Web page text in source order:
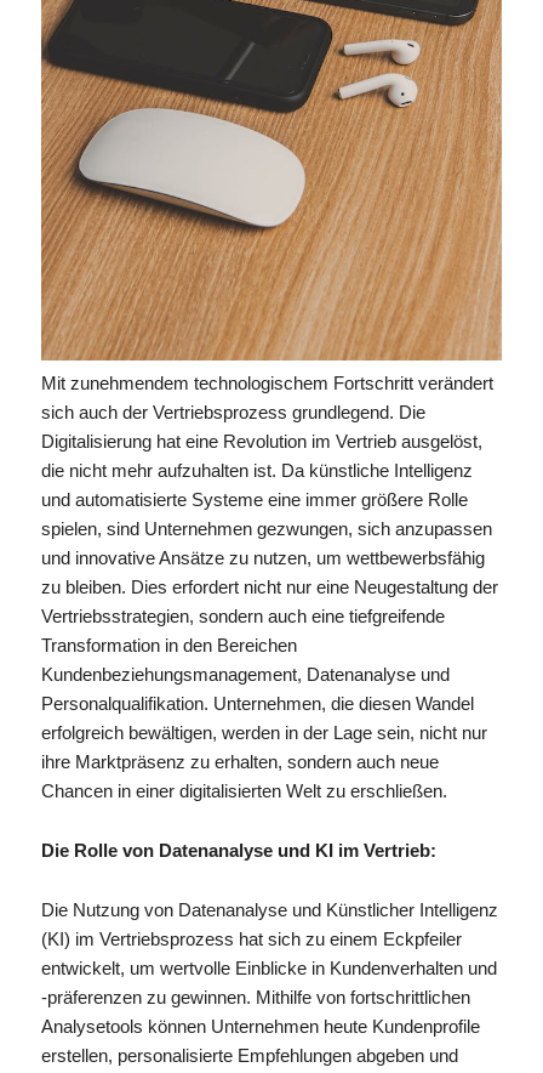
Mit zunehmendem technologischem Fortschritt verändert
sich auch der Vertriebsprozess grundlegend. Die
Digitalisierung hat eine Revolution im Vertrieb ausgelöst,
die nicht mehr aufzuhalten ist. Da künstliche Intelligenz
und automatisierte Systeme eine immer größere Rolle
spielen, sind Unternehmen gezwungen, sich anzupassen
und innovative Ansätze zu nutzen, um wettbewerbsfähig
zu bleiben. Dies erfordert nicht nur eine Neugestaltung der
Vertriebsstrategien, sondern auch eine tiefgreifende
Transformation in den Bereichen
Kundenbeziehungsmanagement, Datenanalyse und
Personalqualifikation. Unternehmen, die diesen Wandel
erfolgreich bewältigen, werden in der Lage sein, nicht nur
ihre Marktpräsenz zu erhalten, sondern auch neue
Chancen in einer digitalisierten Welt zu erschließen.
Die Rolle von Datenanalyse und KI im Vertrieb:
Die Nutzung von Datenanalyse und Künstlicher Intelligenz
(KI) im Vertriebsprozess hat sich zu einem Eckpfeiler
entwickelt, um wertvolle Einblicke in Kundenverhalten und
-präferenzen zu gewinnen. Mithilfe von fortschrittlichen
Analysetools können Unternehmen heute Kundenprofile
erstellen, personalisierte Empfehlungen abgeben und